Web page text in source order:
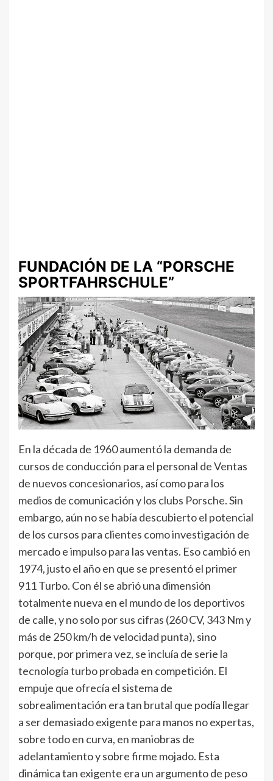
FUNDACIÓN DE LA “PORSCHE
SPORTFAHRSCHULE”
En la década de 1960 aumentó la demanda de
cursos de conducción para el personal de Ventas
de nuevos concesionarios, así como para los
medios de comunicación y los clubs Porsche. Sin
embargo, aún no se había descubierto el potencial
de los cursos para clientes como investigación de
mercado e impulso para las ventas. Eso cambió en
1974, justo el año en que se presentó el primer
911 Turbo. Con él se abrió una dimensión
totalmente nueva en el mundo de los deportivos
de calle, y no solo por sus cifras (260 CV, 343 Nm y
más de 250 km/h de velocidad punta), sino
porque, por primera vez, se incluía de serie la
tecnología turbo probada en competición. El
empuje que ofrecía el sistema de
sobrealimentación era tan brutal que podía llegar
a ser demasiado exigente para manos no expertas,
sobre todo en curva, en maniobras de
adelantamiento y sobre firme mojado. Esta
dinámica tan exigente era un argumento de peso